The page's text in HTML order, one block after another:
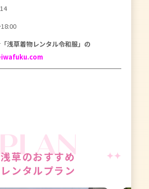
浅草着物レンタル令和服」の
浅草のおすすめ
レンタルプラン